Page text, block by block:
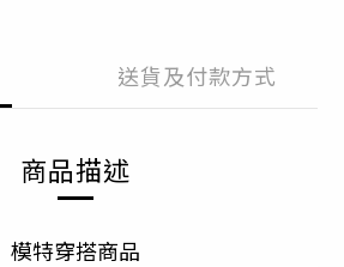
送貨及付款方式
商品描述
模特穿搭商品